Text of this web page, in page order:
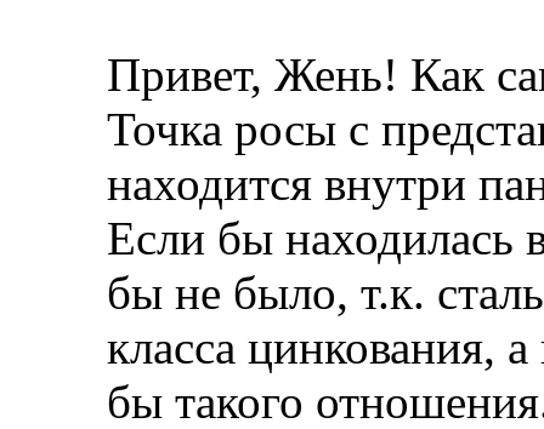
Привет, Жень! Как
Точка росы с
находится внутри
Если бы находилась
бы не было, т.к.
класса цинкования,
бы такого